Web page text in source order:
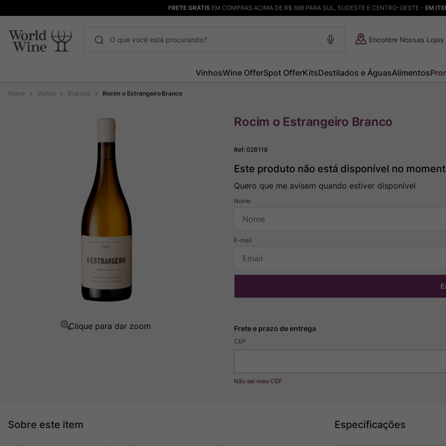
FRETE GRÁTISEM COMPRAS ACIMA DE R$ 699 PARA SUL, SUDESTE E CENTRO-OESTE - EM
Encontre Nossas Lojas
VinhosWine OfferSpot OfferKitsDestilados e ÁguasAlimentos
Vinhos Brancos Rocim o Estrangeiro Branco
Rocim o Estrangeiro Branco
Ref:028119
Este produto não está disponível no
Quero que me avisem quando estiver disponível
CEP
Não sei meu CEP
Especificações
1º Maçanita
Bodega Garzon
Ver Sacrum
Champagne